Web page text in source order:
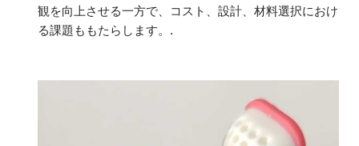
観を向上させる一方で、コスト、設計、材料選択におけ
る課題ももたらします。.